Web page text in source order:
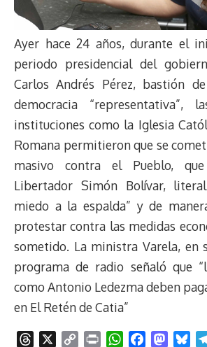
Ayer hace 24 años, durante el
periodo presidencial del
Carlos Andrés Pérez, bastión
democracia “representativa”,
instituciones como la Iglesia
Romana permitieron que se
masivo contra el Pueblo,
Libertador Simón Bolívar,
miedo a la espalda” y de
protestar contra las medidas
sometido. La ministra Varela, en
programa de radio señaló que
como Antonio Ledezma deben
en El Retén de Catia”
W
M